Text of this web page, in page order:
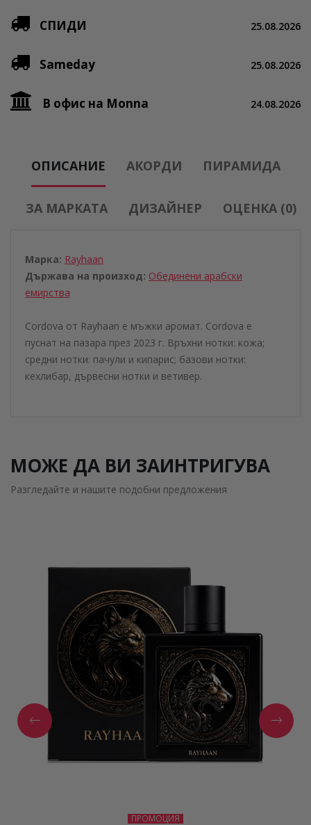
СПИДИ 25.08.2026
Sameday 25.08.2026
В офис на Monna 24.08.2026
ОПИСАНИЕ АКОРДИ ПИРАМИДА
ЗА МАРКАТА ДИЗАЙНЕР ОЦЕНКА (0)
Марка: Rayhaan
Държава на произход: Обединени aрабски
eмирства
Cordova от Rayhaan е мъжки аромат. Cordova е
пуснат на пазара през 2023 г. Връхни нотки: кожа;
средни нотки: пачули и кипарис; базови нотки:
кехлибар, дървесни нотки и ветивер.
МОЖЕ ДА ВИ ЗАИНТРИГУВА
Разгледайте и нашите подобни предложения
ПРОМОЦИЯ